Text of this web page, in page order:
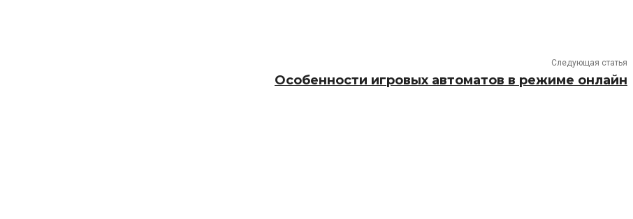
Следующая статья
Особенности игровых автоматов в режиме онлайн